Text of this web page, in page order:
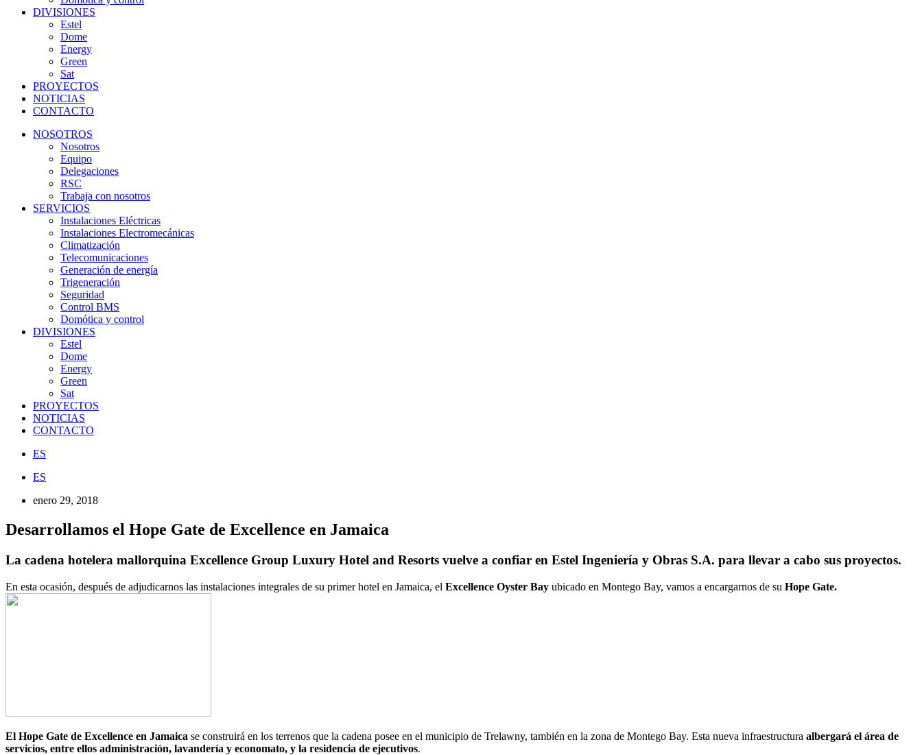
DIVISIONES
Estel
Dome
Energy
Green
Sat
PROYECTOS
NOTICIAS
CONTACTO
NOSOTROS
Nosotros
Equipo
Delegaciones
RSC
Trabaja con nosotros
SERVICIOS
Instalaciones Eléctricas
Instalaciones Electromecánicas
Climatización
Telecomunicaciones
Generación de energía
Trigeneración
Seguridad
Control BMS
Domótica y control
DIVISIONES
Estel
Dome
Energy
Green
Sat
PROYECTOS
NOTICIAS
CONTACTO
ES
ES
enero 29, 2018
Desarrollamos el Hope Gate de Excellence en Jamaica
La cadena hotelera mallorquina Excellence Group Luxury Hotel and Resorts vuelve a confiar en Estel Ingeniería y Obras S.A. para llevar a cabo sus proyectos.
En esta ocasión, después de adjudicarnos las instalaciones integrales de su primer hotel en Jamaica, el Excellence Oyster Bay ubicado en Montego Bay, vamos a encargarnos de su Hope Gate.
El Hope Gate de Excellence en Jamaica se construirá en los terrenos que la cadena posee en el municipio de Trelawny, también en la zona de Montego Bay. Esta nueva infraestructura albergará el área de
servicios, entre ellos administración, lavandería y economato, y la residencia de ejecutivos.